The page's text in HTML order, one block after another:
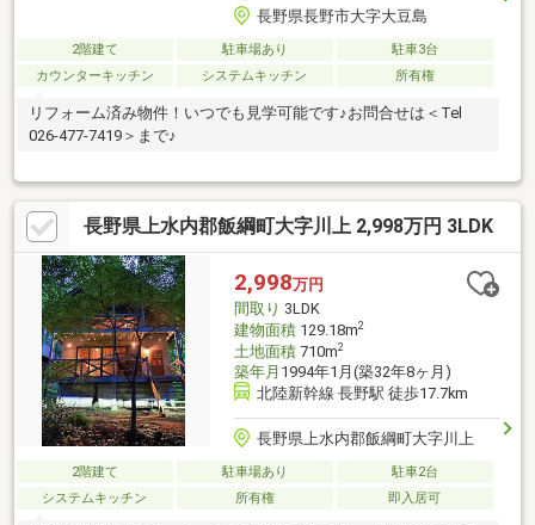
長野県長野市大字大豆島
2階建て 駐車場あり
駐車3台
カウンターキッチン
システムキッチン 所有権
リフォーム済み物件！いつでも見学可能です♪お問合せは＜Tel
026-477-7419＞まで♪
長野県上水内郡飯綱町大字川上 2,998万円 3LDK
2,998万円
間取り 3LDK
建物面積129.18m2
土地面積710m2
築年月 1994年1月(築32年8ヶ月)
北陸新幹線 長野駅 徒歩17.7km
長野県上水内郡飯綱町大字川上
2階建て 駐車場あり
駐車2台
システムキッチン
所有権 即入居可